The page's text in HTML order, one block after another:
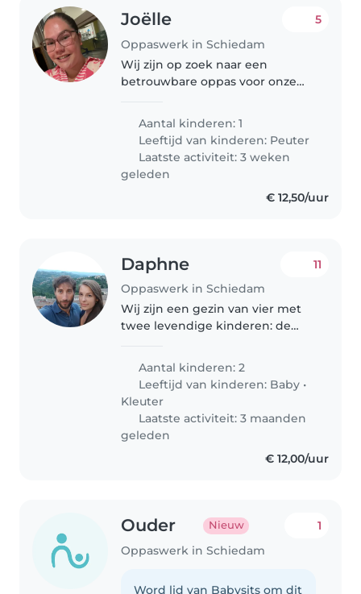
Joëlle
Oppaswerk in Schiedam
5
Wij zijn op zoek naar een
betrouwbare oppas voor onze
vriendelijk en speels, en we
hopen iemand te vinden die
graag met hem speelt..
Aantal kinderen: 1
Leeftijd van kinderen: Peuter
Laatste activiteit: 3 weken
geleden
€ 12,50/uur
Daphne
Oppaswerk in Schiedam
11
Wij zijn een gezin van vier met
twee levendige kinderen: de
We zoeken een betrouwbare
oppas voor thuis. Onze kinderen
zijn spraakzaam en vol energie,..
Aantal kinderen: 2
Leeftijd van kinderen: Baby •
Kleuter
Laatste activiteit: 3 maanden
geleden
€ 12,00/uur
Ouder Nieuw
Oppaswerk in Schiedam
1
Word lid van Babysits om dit